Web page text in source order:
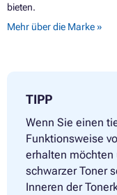
bieten.
Mehr über die Marke »
TIPP
Wenn Sie einen
Funktionsweise
erhalten möchten
schwarzer Toner
Inneren der